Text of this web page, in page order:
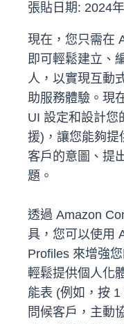
張貼日期: 2024
現在，您只需在
即可輕鬆建立、
人，以實現互動
助服務體驗。現
UI 設定和設計您
援)，讓您能夠提
客戶的意圖、提
題。
透過 Amazon
具，您可以使用
Profiles 來增強
輕鬆提供個人化
能表 (例如，按
問候客戶，主動